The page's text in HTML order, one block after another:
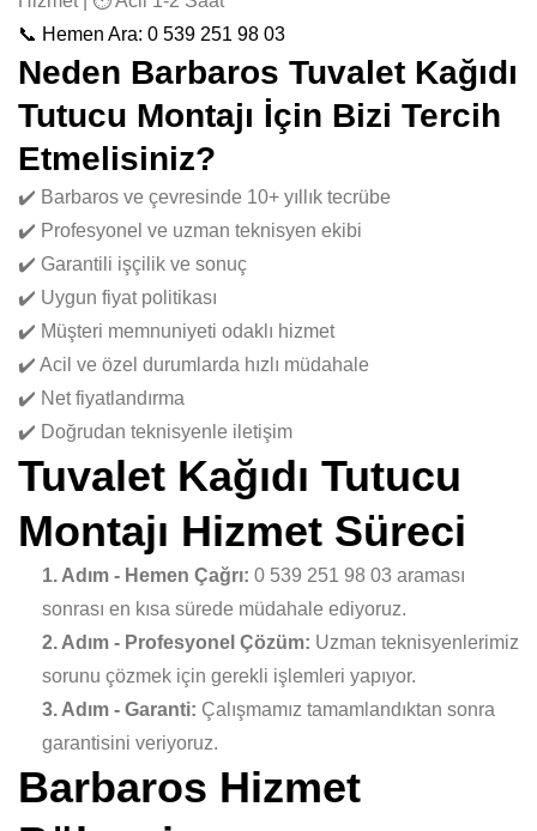
📞 Hemen Ara: 0 539 251 98 03
Neden Barbaros Tuvalet Kağıdı
Tutucu Montajı İçin Bizi Tercih
Etmelisiniz?
✔️ Barbaros ve çevresinde 10+ yıllık tecrübe
✔️ Profesyonel ve uzman teknisyen ekibi
✔️ Garantili işçilik ve sonuç
✔️ Uygun fiyat politikası
✔️ Müşteri memnuniyeti odaklı hizmet
✔️ Acil ve özel durumlarda hızlı müdahale
✔️ Net fiyatlandırma
✔️ Doğrudan teknisyenle iletişim
Tuvalet Kağıdı Tutucu
Montajı Hizmet Süreci
1. Adım - Hemen Çağrı: 0 539 251 98 03 araması
sonrası en kısa sürede müdahale ediyoruz.
2. Adım - Profesyonel Çözüm: Uzman teknisyenlerimiz
sorunu çözmek için gerekli işlemleri yapıyor.
3. Adım - Garanti: Çalışmamız tamamlandıktan sonra
garantisini veriyoruz.
Barbaros Hizmet